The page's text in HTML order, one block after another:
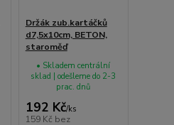
Držák zub.kartáčků
d7,5x10cm, BETON,
staroměď
192 Kč/ks
159 Kč bez
• Skladem centrální
sklad | odešleme do 2-3
prac. dnů